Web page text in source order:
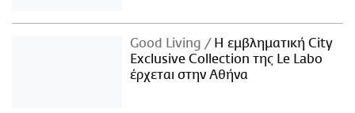
Good Living
Η εμβληματική City
Exclusive Collection της Le Labo
έρχεται στην Αθήνα